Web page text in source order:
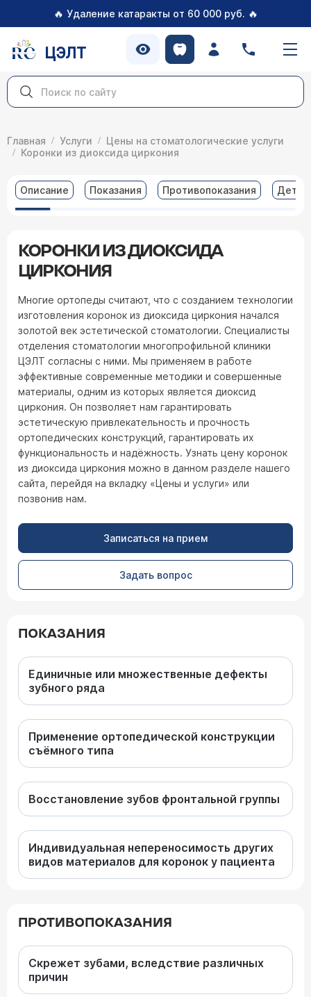
🔥 Удаление катаракты от 60 000 руб. 🔥
ЦЭЛТ
Главная Услуги
Цены на стоматологические услуги
Коронки из диоксида циркония
Описание Показания Противопоказания
КОРОНКИ ИЗ ДИОКСИДА
ЦИРКОНИЯ
Многие ортопеды считают, что с созданием технологии
изготовления коронок из диоксида циркония начался
золотой век эстетической стоматологии. Специалисты
отделения стоматологии многопрофильной клиники
ЦЭЛТ согласны с ними. Мы применяем в работе
эффективные современные методики и совершенные
материалы, одним из которых является диоксид
циркония. Он позволяет нам гарантировать
эстетическую привлекательность и прочность
ортопедических конструкций, гарантировать их
функциональность и надёжность. Узнать цену коронок
из диоксида циркония можно в данном разделе нашего
сайта, перейдя на вкладку «Цены и услуги» или
позвонив нам.
Записаться на прием
Задать вопрос
ПОКАЗАНИЯ
Единичные или множественные дефекты
зубного ряда
Применение ортопедической конструкции
съёмного типа
Восстановление зубов фронтальной группы
Индивидуальная непереносимость других
видов материалов для коронок у пациента
ПРОТИВОПОКАЗАНИЯ
Скрежет зубами, вследствие различных
причин